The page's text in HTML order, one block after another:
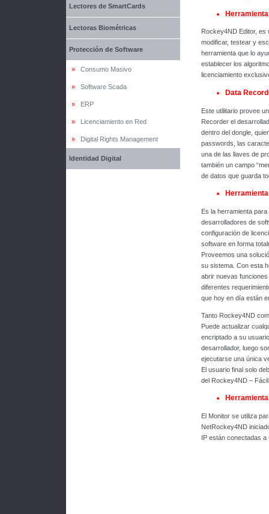
Lectores de SmartCards
Lectoras Biométricas
Protección de Software
» Consumo Masivo
» Software Scada
» ERP
» Licenciamiento en Red
» Digital Rights Management
Identidad Digital
Rockey4ND Editor, es
modificar, testear y
herramienta que lo
establecer los
licenciamiento
Data
Este utilitario provee
Recorder el
dentro del dongle,
passwords, las
una de las llaves de
también un campo
de datos que guarda
Es la herramienta
desarrolladores de
configuración de
software en forma
Proveemos una
su sistema. Con esta
abrir nuevas
diferentes
que hoy en día están
Tanto Rockey4ND
Puede actualizar
encriptado a su
desarrollador, luego
ejecutarse una única
El usuario final solo
del Rockey4ND –
El Monitor se utiliza
NetRockey4ND
IP están conectadas a